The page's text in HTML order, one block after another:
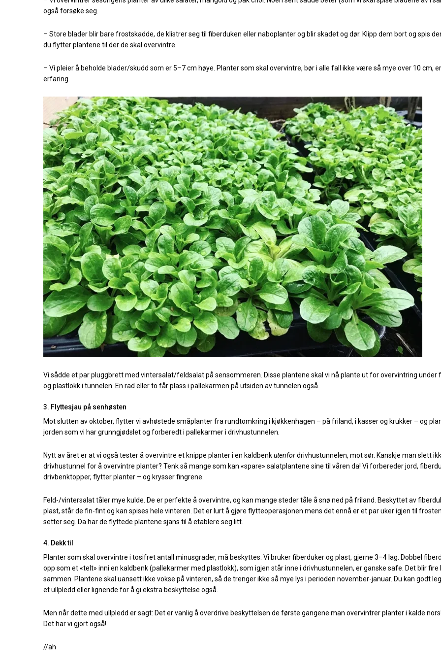
også forsøke seg.
– Store blader blir bare frostskadde, de klistrer seg til fiberduken eller naboplanter og blir skadet og dør. Klipp dem bort og spis
du flytter plantene til der de skal overvintre.
– Vi pleier å beholde blader/skudd som er 5–7 cm høye. Planter som skal overvintre, bør i alle fall ikke være så mye over 10 cm,
erfaring.
Vi sådde et par pluggbrett med vintersalat/feldsalat på sensommeren. Disse plantene skal vi nå plante ut for overvintring under
og plastlokk i tunnelen. En rad eller to får plass i pallekarmen på utsiden av tunnelen også.
3. Flyttesjau på senhøsten
Mot slutten av oktober, flytter vi avhøstede småplanter fra rundtomkring i kjøkkenhagen – på friland, i kasser og krukker – og
jorden som vi har grunngjødslet og forberedt i pallekarmer i drivhustunnelen.
Nytt av året er at vi også tester å overvintre et knippe planter i en kaldbenkutenfordrivhustunnelen, mot sør. Kanskje man slett
drivhustunnel for å overvintre planter? Tenk så mange som kan «spare» salatplantene sine til våren da! Vi forbereder jord,
drivbenktopper, flytter planter – og krysser fingrene.
Feld-/vintersalat tåler mye kulde. De er perfekte å overvintre, og kan mange steder tåle å snø ned på friland. Beskyttet av
plast, står de fin-fint og kan spises hele vinteren. Det er lurt å gjøre flytteoperasjonen mens det ennå er et par uker igjen til
setter seg. Da har de flyttede plantene sjans til å etablere seg litt.
4. Dekk til
Planter som skal overvintre i tosifret antall minusgrader, må beskyttes. Vi bruker fiberduker og plast, gjerne 3–4 lag. Dobbel
opp som et «telt» inni en kaldbenk (pallekarmer med plastlokk), som igjen står inne i drivhustunnelen, er ganske safe. Det blir fire
sammen. Plantene skal uansett ikke vokse på vinteren, så de trenger ikke så mye lys i perioden november-januar. Du kan godt
et ullpledd eller lignende for å gi ekstra beskyttelse også.
Men når dette med ullpledd er sagt: Det er vanlig å overdrive beskyttelsen de første gangene man overvintrer planter i kalde
Det har vi gjort også!
//ah